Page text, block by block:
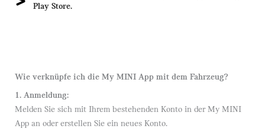
Play Store.
Wie verknüpfe ich die My MINI App mit dem Fahrzeug?
1. Anmeldung:
Melden Sie sich mit Ihrem bestehenden Konto in der My MINI
App an oder erstellen Sie ein neues Konto.